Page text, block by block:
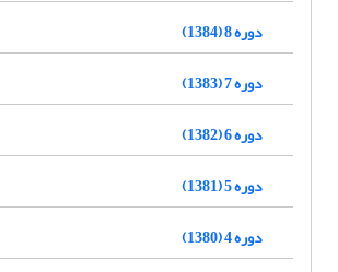
دوره 8 (1384)
دوره 7 (1383)
دوره 6 (1382)
دوره 5 (1381)
دوره 4 (1380)